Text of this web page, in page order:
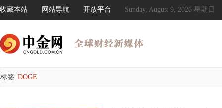
收藏本站 网站导航 开放平台 Sunday, August 9, 2026 星期日
标签 DOGE